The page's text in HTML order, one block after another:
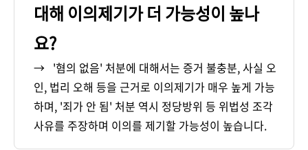
대해 이의제기가 더 가능성이 높나
요?
→ '혐의 없음' 처분에 대해서는 증거 불충분, 사실 오
인, 법리 오해 등을 근거로 이의제기가 매우 높게 가능
하며, '죄가 안 됨' 처분 역시 정당방위 등 위법성 조각
사유를 주장하며 이의를 제기할 가능성이 높습니다.